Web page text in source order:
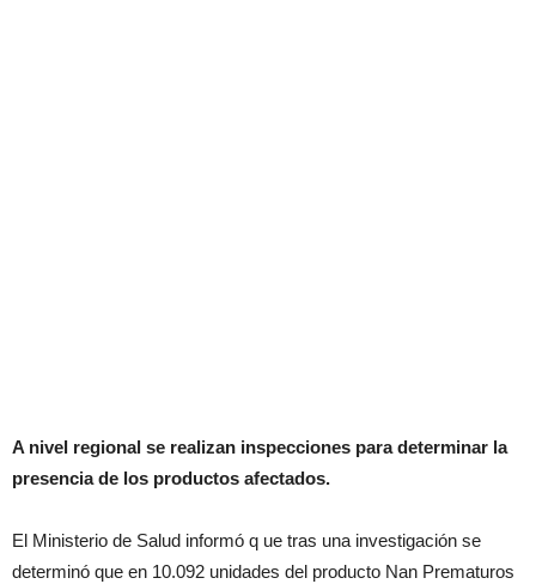
A nivel regional se realizan inspecciones para determinar la
presencia de los productos afectados.
El Ministerio de Salud informó q ue tras una investigación se
determinó que en 10.092 unidades del producto Nan Prematuros